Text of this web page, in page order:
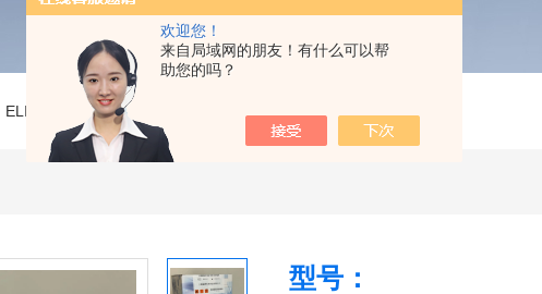
欢迎您！
来自局域网的朋友！有什么可以帮
助您的吗？
ELISA试剂盒>人抗蛋白C抗体（PC Ab）ELISA试剂盒
型号：